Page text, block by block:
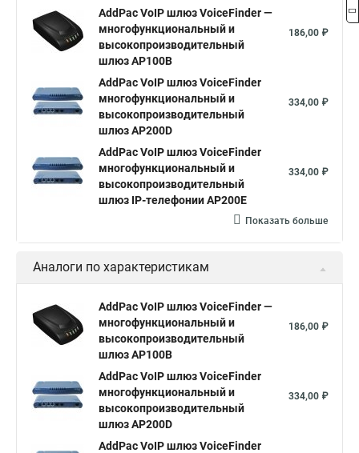
AddPac VoIP шлюз VoiceFinder —
многофункциональный и
высокопроизводительный
шлюз AP100B
186,00 ₽
AddPac VoIP шлюз VoiceFinder
многофункциональный и
высокопроизводительный
шлюз AP200D
334,00 ₽
AddPac VoIP шлюз VoiceFinder
многофункциональный и
высокопроизводительный
шлюз IP-телефонии AP200E
334,00 ₽
Показать больше
Аналоги по характеристикам
AddPac VoIP шлюз VoiceFinder —
многофункциональный и
высокопроизводительный
шлюз AP100B
186,00 ₽
AddPac VoIP шлюз VoiceFinder
многофункциональный и
высокопроизводительный
шлюз AP200D
334,00 ₽
AddPac VoIP шлюз VoiceFinder